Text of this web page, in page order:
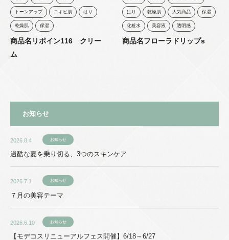
トーンアップ ニキビ肌 はり
乾燥肌 保湿
商品名リポイン116 クリー
ム
はり 乾燥肌 人気商品 保湿
化粧水 美容液 透明感
商品名フローラドリップs
お知らせ
2026.8.4 お知らせ
過酷な夏を乗り切る、3つのスキンケア
2026.7.1 お知らせ
７月の美容テーマ
2026.6.10 お知らせ
【モデコスリニューアルフェス開催】6/18～6/27